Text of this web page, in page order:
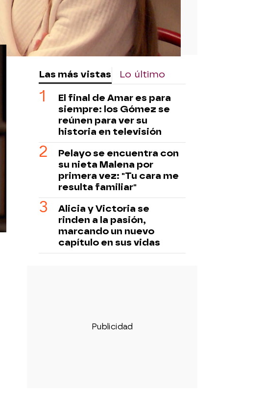
Las más vistas Lo último
El final de Amar es para
siempre: los Gómez se
reúnen para ver su
historia en televisión
Pelayo se encuentra con
su nieta Malena por
primera vez: "Tu cara me
resulta familiar"
Alicia y Victoria se
rinden a la pasión,
marcando un nuevo
capítulo en sus vidas